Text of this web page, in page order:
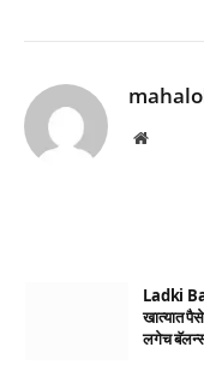
Website
Ladki
खात्यात
लगेच